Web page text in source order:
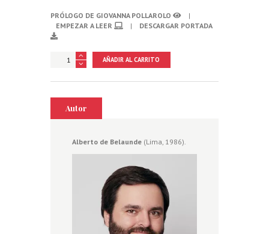
PRÓLOGO DE GIOVANNA POLLAROLO
|
EMPEZAR A LEER
| DESCARGAR PORTADA
cantidad
AÑADIR AL CARRITO
Autor
Alberto de Belaunde (Lima, 1986).